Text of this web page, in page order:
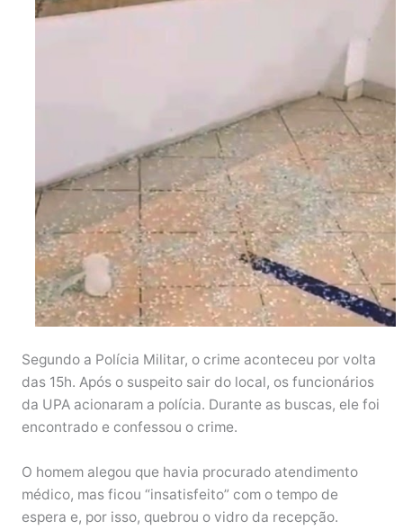
Segundo a Polícia Militar, o crime aconteceu por volta
das 15h. Após o suspeito sair do local, os funcionários
da UPA acionaram a polícia. Durante as buscas, ele foi
encontrado e confessou o crime.
O homem alegou que havia procurado atendimento
médico, mas ficou “insatisfeito” com o tempo de
espera e, por isso, quebrou o vidro da recepção.